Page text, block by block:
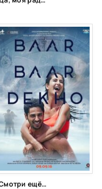
Смотри ещё раз (2016)